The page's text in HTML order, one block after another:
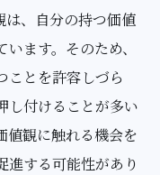
は、自分の持つ価値
ます。そのため、
ことを許容しづら
し付けることが多い
値観に触れる機会を
進する可能性があり